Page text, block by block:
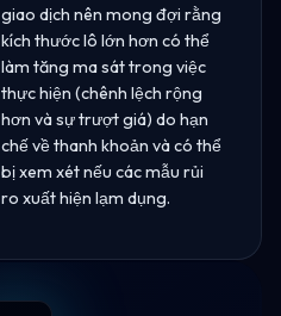
giao dịch nên mong đợi rằng
kích thước lô lớn hơn có thể
làm tăng ma sát trong việc
thực hiện (chênh lệch rộng
hơn và sự trượt giá) do hạn
chế về thanh khoản và có thể
bị xem xét nếu các mẫu rủi
ro xuất hiện lạm dụng.